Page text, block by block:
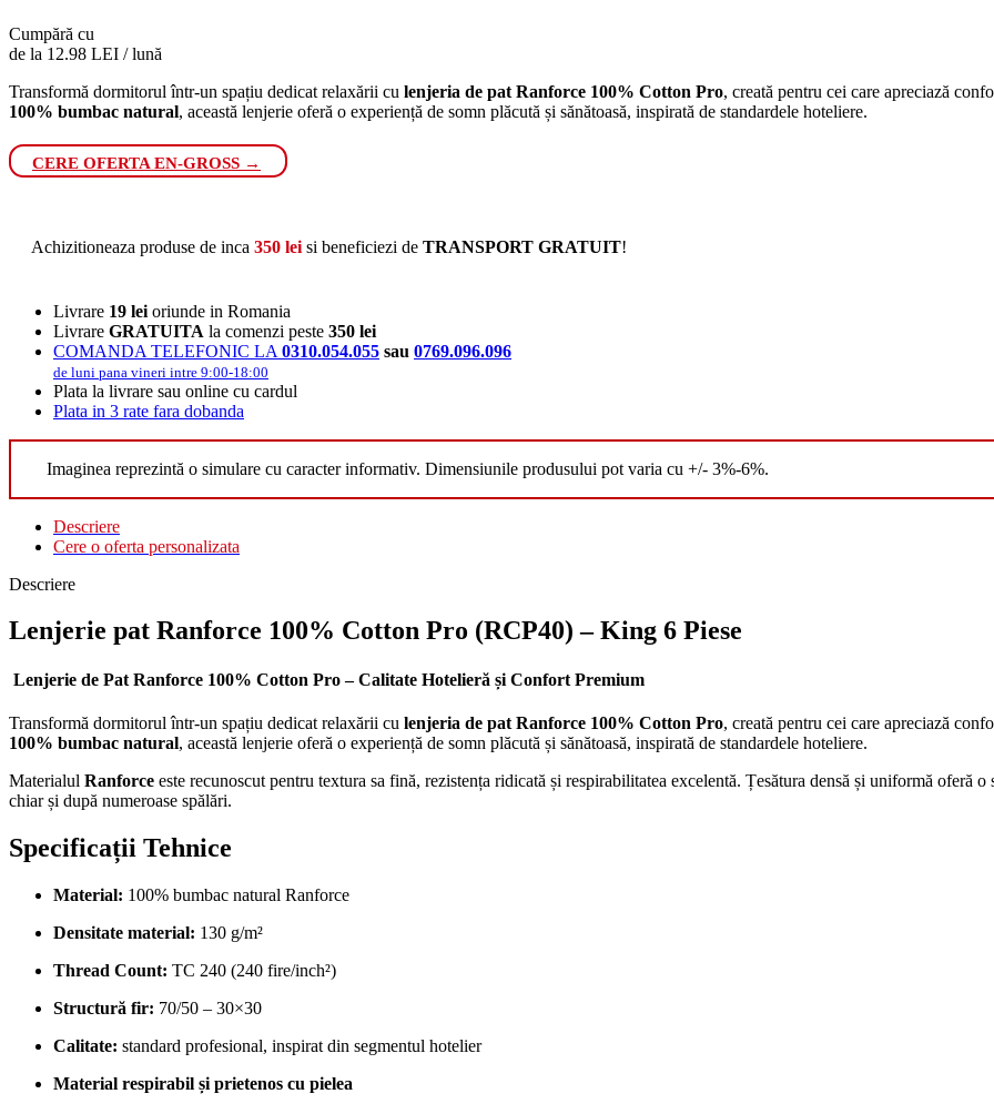
Cumpără cu
de la 12.98 LEI / lună
Transformă dormitorul într-un spațiu dedicat relaxării cu lenjeria de pat Ranforce 100% Cotton Pro, creată pentru cei care apreciază
100% bumbac natural, această lenjerie oferă o experiență de somn plăcută și sănătoasă, inspirată de standardele hoteliere.
CERE OFERTA EN-GROSS →
Achizitioneaza produse de inca 350 lei si beneficiezi de TRANSPORT GRATUIT!
Livrare 19 lei oriunde in Romania
Livrare GRATUITA la comenzi peste 350 lei
COMANDA TELEFONIC LA 0310.054.055 sau 0769.096.096
de luni pana vineri intre 9:00-18:00
Plata la livrare sau online cu cardul
Plata in 3 rate fara dobanda
Imaginea reprezintă o simulare cu caracter informativ. Dimensiunile produsului pot varia cu +/- 3%-6%.
Descriere
Cere o oferta personalizata
Descriere
Lenjerie pat Ranforce 100% Cotton Pro (RCP40) – King 6 Piese
Lenjerie de Pat Ranforce 100% Cotton Pro – Calitate Hotelieră și Confort Premium
Transformă dormitorul într-un spațiu dedicat relaxării cu lenjeria de pat Ranforce 100% Cotton Pro, creată pentru cei care apreciază
100% bumbac natural, această lenjerie oferă o experiență de somn plăcută și sănătoasă, inspirată de standardele hoteliere.
Materialul Ranforce este recunoscut pentru textura sa fină, rezistența ridicată și respirabilitatea excelentă. Țesătura densă și uniformă oferă
chiar și după numeroase spălări.
Specificații Tehnice
Material: 100% bumbac natural Ranforce
Densitate material: 130 g/m²
Thread Count: TC 240 (240 fire/inch²)
Structură fir: 70/50 – 30×30
Calitate: standard profesional, inspirat din segmentul hotelier
Material respirabil și prietenos cu pielea